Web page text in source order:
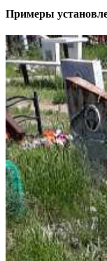
Примеры